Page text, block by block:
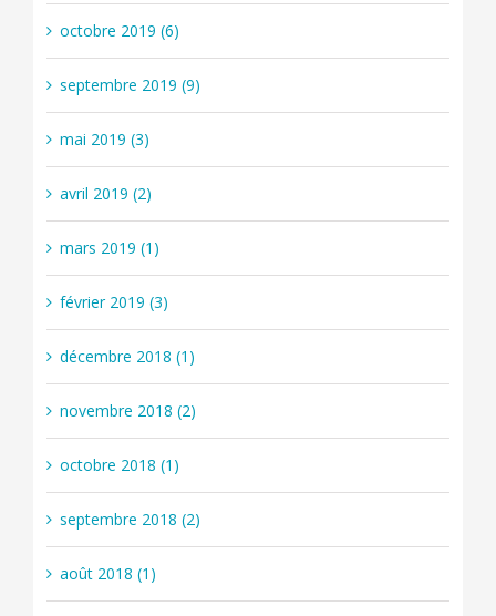
octobre 2019 (6)
septembre 2019 (9)
mai 2019 (3)
avril 2019 (2)
mars 2019 (1)
février 2019 (3)
décembre 2018 (1)
novembre 2018 (2)
octobre 2018 (1)
septembre 2018 (2)
août 2018 (1)